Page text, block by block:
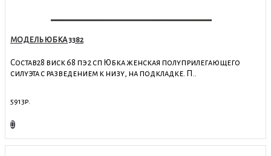
МОДЕЛЬ ЮБКА 3382
Состав28 виск 68 пэ 2 сп Юбка женская полуприлегающего
силуэта с разведением к низу, на подкладке. П..
5913р.